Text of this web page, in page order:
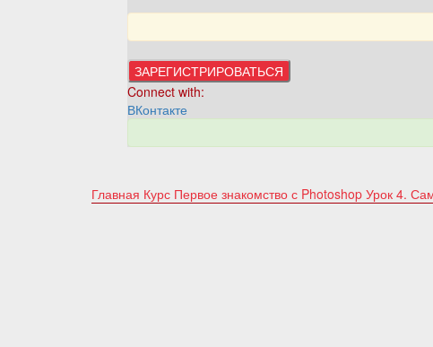
Connect with:
ВКонтакте
Главная Курс Первое знакомство с Photoshop Урок 4.